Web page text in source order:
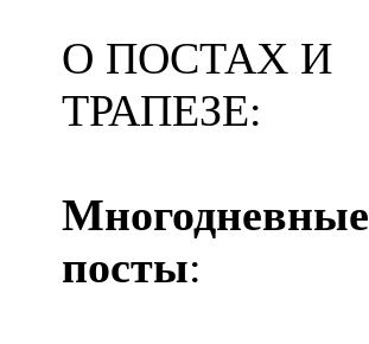
О ПОСТАХ И
ТРАПЕЗЕ:
Многодневные
посты: